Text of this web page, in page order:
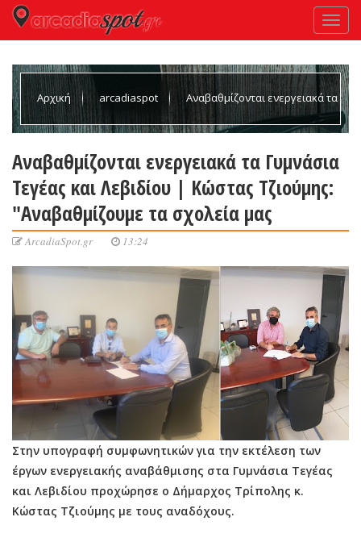
Αρχική arcadiaspot Αναβαθμίζονται ενεργειακά τα
"Αναβαθμίζουμε τα σχολεία μας
Αναβαθμίζονται ενεργειακά τα Γυμνάσια
Τεγέας και Λεβιδίου | Κώστας Τζιούμης:
"Αναβαθμίζουμε τα σχολεία μας
ArcadiaSpot.gr 13:24
Στην υπογραφή συμφωνητικών για την εκτέλεση των
έργων ενεργειακής αναβάθμισης στα Γυμνάσια Τεγέας
και Λεβιδίου προχώρησε ο Δήμαρχος Τρίπολης κ.
Κώστας Τζιούμης με τους αναδόχους.